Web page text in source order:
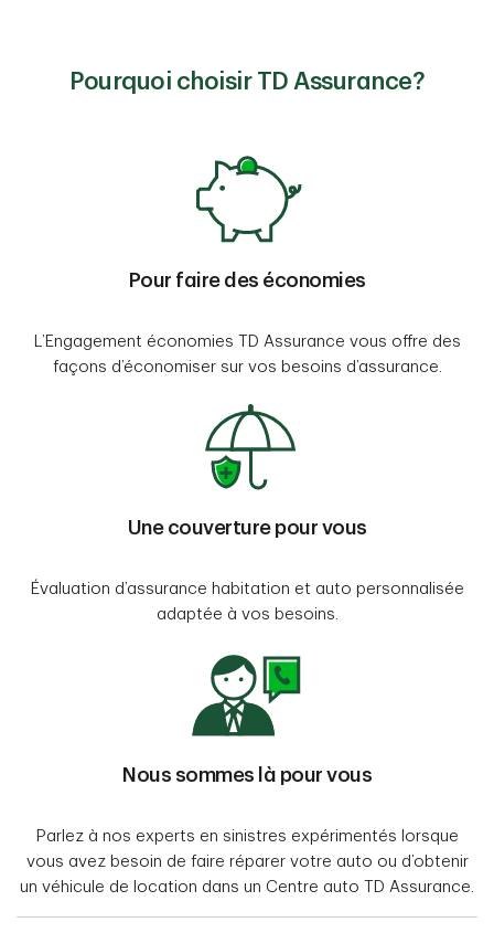
Pourquoi choisir TD Assurance?
Pour faire des économies
L’Engagement économies TD Assurance vous offre des
façons d’économiser sur vos besoins d’assurance.
Une couverture pour vous
Évaluation d’assurance habitation et auto personnalisée
adaptée à vos besoins.
Nous sommes là pour vous
Parlez à nos experts en sinistres expérimentés lorsque
vous avez besoin de faire réparer votre auto ou d’obtenir
un véhicule de location dans un Centre auto TD Assurance.